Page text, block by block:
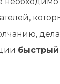
быстрый